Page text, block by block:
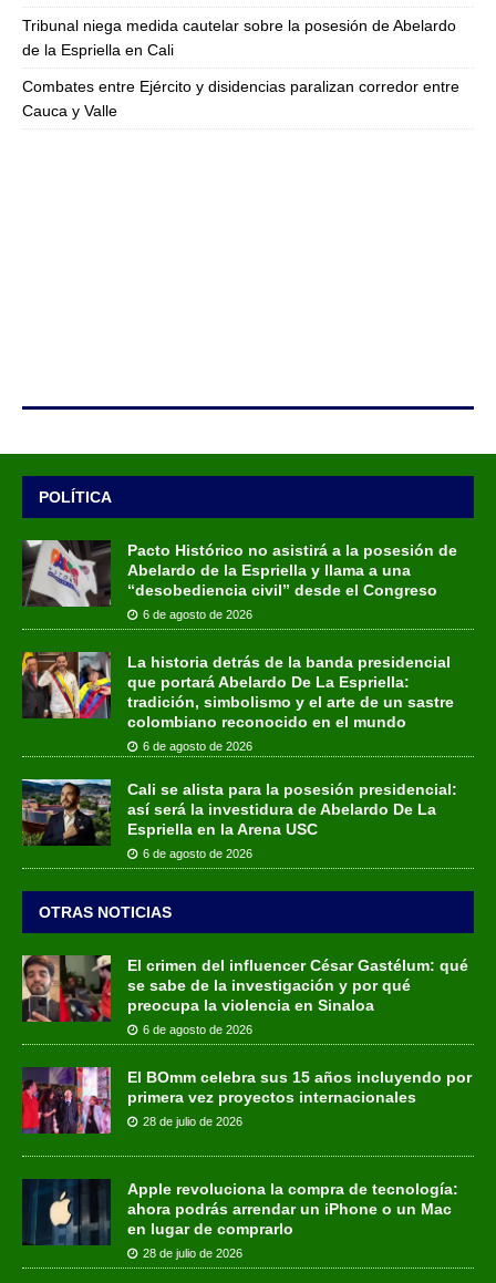
Tribunal niega medida cautelar sobre la posesión de Abelardo
de la Espriella en Cali
Combates entre Ejército y disidencias paralizan corredor entre
Cauca y Valle
POLÍTICA
Pacto Histórico no asistirá a la posesión de
Abelardo de la Espriella y llama a una
“desobediencia civil” desde el Congreso
6 de agosto de 2026
La historia detrás de la banda presidencial
que portará Abelardo De La Espriella:
tradición, simbolismo y el arte de un sastre
colombiano reconocido en el mundo
6 de agosto de 2026
Cali se alista para la posesión presidencial:
así será la investidura de Abelardo De La
Espriella en la Arena USC
6 de agosto de 2026
OTRAS NOTICIAS
El crimen del influencer César Gastélum: qué
se sabe de la investigación y por qué
preocupa la violencia en Sinaloa
6 de agosto de 2026
El BOmm celebra sus 15 años incluyendo por
primera vez proyectos internacionales
28 de julio de 2026
Apple revoluciona la compra de tecnología:
ahora podrás arrendar un iPhone o un Mac
en lugar de comprarlo
28 de julio de 2026